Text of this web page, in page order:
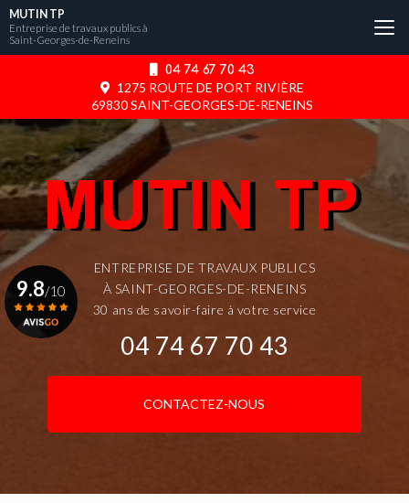
Aller
au
contenu
04 74 67 70 43
1275 ROUTE DE PORT RIVIÈRE
69830 SAINT-GEORGES-DE-RENEINS
MUTIN TP
Entreprise de travaux publics à
Saint-Georges-de-Reneins
ENTREPRISE DE TRAVAUX PUBLICS
À SAINT-GEORGES-DE-RENEINS
30 ans de savoir-faire à votre service
04 74 67 70 43
CONTACTEZ-NOUS
9.8/10